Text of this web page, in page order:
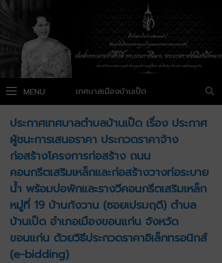
เทศบาลเมืองบ้านเป็ด
MENU
ประกาศเทศบาลตำบลบ้านเป็ด เรื่อง ประกาศ
ผู้ชนะการเสนอราคา ประกวดราคาจ้าง
ก่อสร้างโครงการก่อสร้าง ถนน
คอนกรีตเสริมเหล็กและก่อสร้างวางท่อระบาย
น้ำ พร้อมบ่อพักและรางวีคอนกรีตเสริมเหล็ก
หมู่ที่ 19 บ้านกังวาน (ซอยเปรมฤดี) ตำบล
บ้านเป็ด อำเภอเมืองขอนแก่น จังหวัด
ขอนแก่น ด้วยวิธีประกวดราคาอิเล็กทรอนิกส์
(e-bidding)